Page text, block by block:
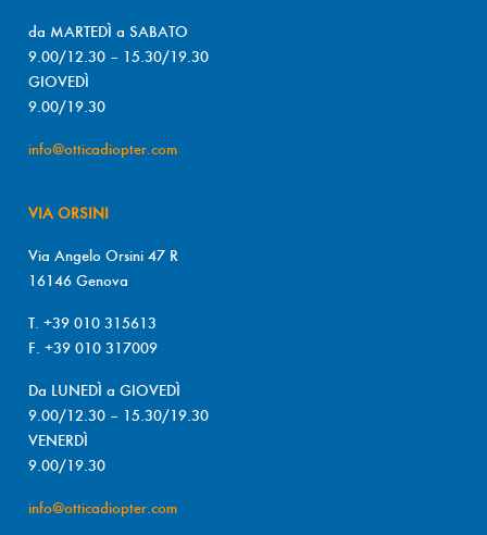
da MARTEDÌ a SABATO
9.00/12.30 – 15.30/19.30
GIOVEDÌ
9.00/19.30
info@otticadiopter.com
VIA ORSINI
Via Angelo Orsini 47 R
16146 Genova
T. +39 010 315613
F. +39 010 317009
Da LUNEDÌ a GIOVEDÌ
9.00/12.30 – 15.30/19.30
VENERDÌ
9.00/19.30
info@otticadiopter.com